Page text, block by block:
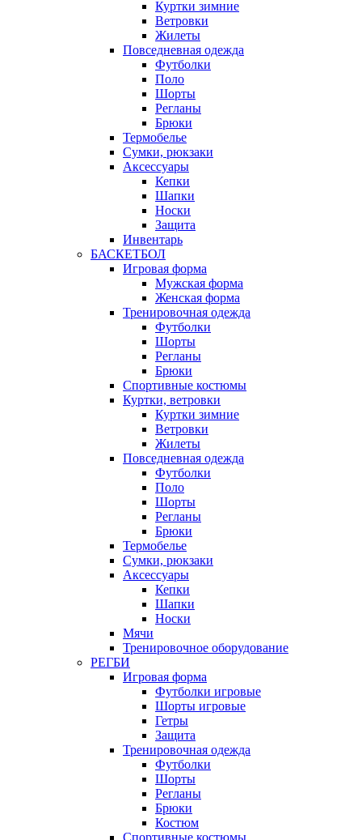
Куртки зимние
Ветровки
Жилеты
Повседневная одежда
Футболки
Поло
Шорты
Регланы
Брюки
Термобелье
Сумки, рюкзаки
Аксессуары
Кепки
Шапки
Носки
Защита
Инвентарь
БАСКЕТБОЛ
Игровая форма
Мужская форма
Женская форма
Тренировочная одежда
Футболки
Шорты
Регланы
Брюки
Спортивные костюмы
Куртки, ветровки
Куртки зимние
Ветровки
Жилеты
Повседневная одежда
Футболки
Поло
Шорты
Регланы
Брюки
Термобелье
Сумки, рюкзаки
Аксессуары
Кепки
Шапки
Носки
Мячи
Тренировочное оборудование
РЕГБИ
Игровая форма
Футболки игровые
Шорты игровые
Гетры
Защита
Тренировочная одежда
Футболки
Шорты
Регланы
Брюки
Костюм
Спортивные костюмы